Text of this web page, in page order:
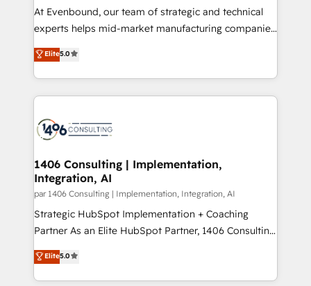
提供。 ▸ 既存CRM・MAからの移行支援：Salesforce・
Marketo・Pardot等からの移行、カスタム設計、履歴
データ移行と活用設計まで。 ▸ AEO対応：ChatGPT・
か？ ✓ HubSpot Eliteパートナー認定 ✓ HubSpotアワ
ード受賞・HUGリーダー ✓ ISO27001:2022 /
ISO9001:2015 取得 ✓ 400社以上の導入実績 ✓
状整理の壁打ちなど、構想段階からお気軽にお問い合わ
せください。
At Evenbound, our team of strategic and technical
experts helps mid-market manufacturing companies
achieve real growth. We specialize in delivering
tailored solutions that drive results by leveraging
HubSpot’s platform and data to fuel success.
Technical Solutions: - HubSpot Technical Consulting -
Onboarding - Data Migration & Integrations -
Technical Audit & Optimization Strategic Solutions: -
Revenue Operations - Inbound Marketing -
Outbound Marketing - HubSpot CMS Website
Design & Development We empower our clients to
reach their full potential by providing transparent,
relationship-driven support. With over 300 HubSpot
technical know-how and strategic guidance you
need to succeed.
Elite5.0
1406 Consulting | Implementation,
Integration, AI
par 1406 Consulting | Implementation, Integration, AI
Strategic HubSpot Implementation + Coaching
Partner As an Elite HubSpot Partner, 1406 Consulting
helps mid-market revenue teams transform how
they sell, market, and serve. We don't just build your
HubSpot—we teach your team to own it, then stay
Elite5.0